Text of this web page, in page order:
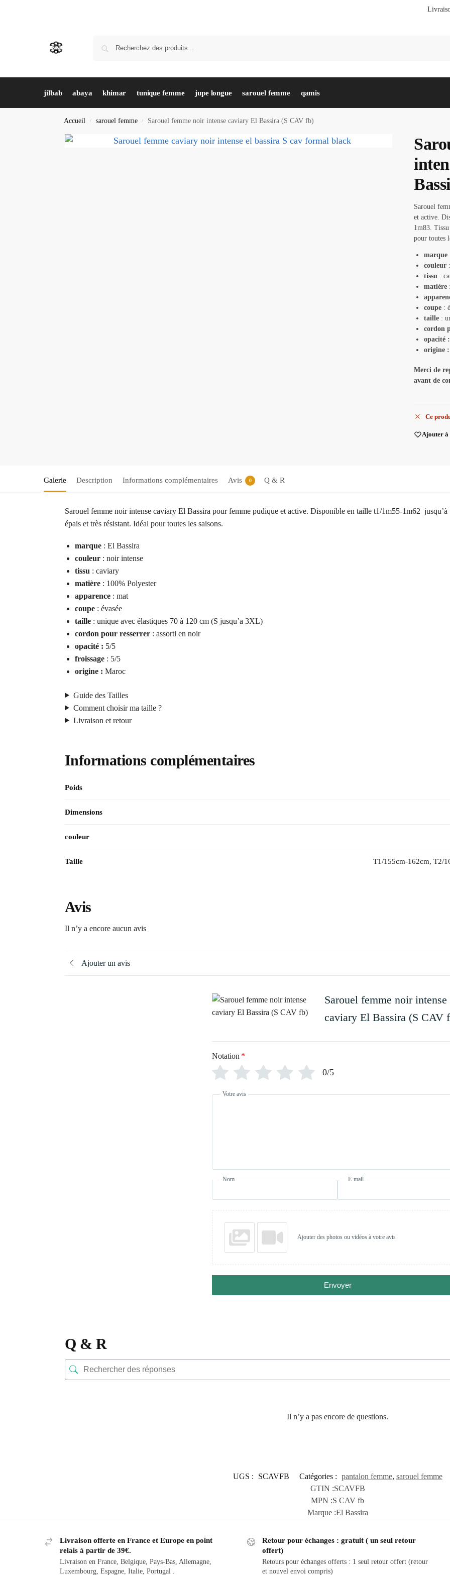
jilbab abaya khimar tunique femme jupe longue sarouel femme qamis
Accueil / sarouel femme / Sarouel femme noir intense caviary El Bassira (S CAV fb)
Sarouel
et active.
1m83.
pour toutes
marque
couleur
tissu :
matière
coupe :
taille :
cordon
opacité
origine
Merci de
avant de
Ce
Ajouter à
Galerie Description Informations complémentaires Avis 0 Q & R
Sarouel femme noir intense caviary El Bassira pour femme pudique et active. Disponible en taille t1/1m55-1m62
épais et très résistant. Idéal pour toutes les saisons.
marque: El Bassira
couleur: noir intense
tissu : caviary
matière: 100% Polyester
apparence: mat
coupe: évasée
taille: unique avec élastiques 70 à 120 cm (S jusqu’a 3XL)
cordon pour resserrer: assorti en noir
opacité : 5/5
froissage: 5/5
origine : Maroc
Guide des Tailles
Comment choisir ma taille ?
Livraison et retour
Informations complémentaires
Poids
Dimensions
couleur
Taille T1/155cm-162cm, T2/
Avis
Il n’y a encore aucun avis
Ajouter un avis
Sarouel femme noir intense
caviary El Bassira (S CAV
Notation *
0/5
Votre avis
Nom E-mail
Ajouter des photos ou vidéos à votre avis
Envoyer
Q & R
Il n’y a pas encore de questions.
UGS : SCAVFB Catégories : pantalon femme, sarouel femme
GTIN :SCAVFB
MPN :S CAV fb
Marque :El Bassira
Livraison offerte en France et Europe en point
relais à partir de 39€.
Livraison en France, Belgique, Pays-Bas, Allemagne,
Luxembourg, Espagne, Italie, Portugal .
Retour pour échanges : gratuit ( un seul retour
offert)
Retours pour échanges offerts : 1 seul retour offert (retour
et nouvel envoi compris)